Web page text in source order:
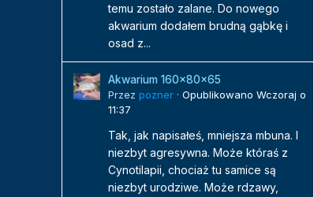
temu zostało zalane. Do nowego
akwarium dodałem brudną gąbkę i
osad z...
Akwarium 160x80x65
Przez pozner · Opublikowano Wczoraj o
11:37
Tak, jak napisałeś, mniejsza mbuna. I
niezbyt agresywna. Może któraś z
Cynotilapii, chociaż tu samice są
niezbyt urodziwe. Może rdzawy,